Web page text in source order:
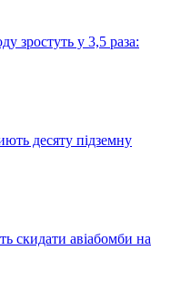
зростуть у 3,5 раза:
десяту підземну
скидати авіабомби на